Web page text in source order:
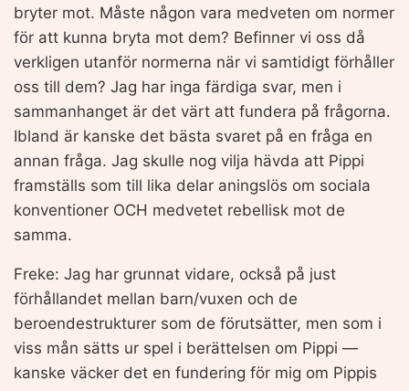
bryter mot. Måste någon vara medveten om normer
för att kunna bryta mot dem? Befinner vi oss då
verkligen utanför normerna när vi samtidigt förhåller
oss till dem? Jag har inga färdiga svar, men i
sammanhanget är det värt att fundera på frågorna.
Ibland är kanske det bästa svaret på en fråga en
annan fråga. Jag skulle nog vilja hävda att Pippi
framställs som till lika delar aningslös om sociala
konventioner OCH medvetet rebellisk mot de
samma.
Freke: Jag har grunnat vidare, också på just
förhållandet mellan barn/vuxen och de
beroendestrukturer som de förutsätter, men som i
viss mån sätts ur spel i berättelsen om Pippi —
kanske väcker det en fundering för mig om Pippis